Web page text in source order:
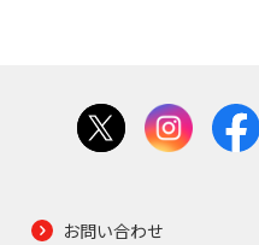
お問い合わせ